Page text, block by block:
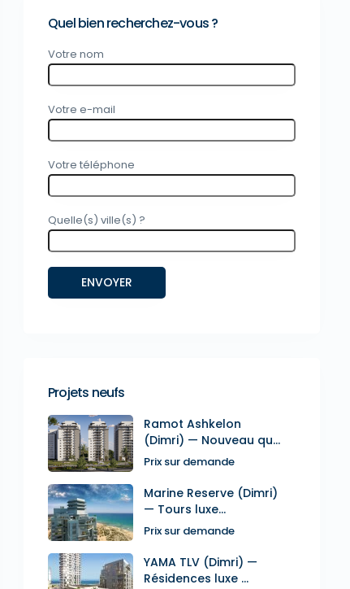
Quel bien recherchez-vous ?
Votre nom
Votre e-mail
Votre téléphone
Quelle(s) ville(s) ?
Projets neufs
Ramot Ashkelon
(Dimri) — Nouveau qu...
Prix sur demande
Marine Reserve (Dimri)
— Tours luxe...
Prix sur demande
YAMA TLV (Dimri) —
Résidences luxe ...